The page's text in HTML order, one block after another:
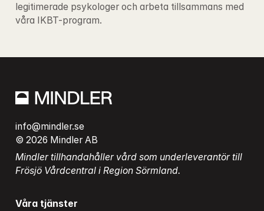
legitimerade psykologer och arbeta tillsammans med
våra IKBT-program.
info@mindler.se
© 2026 Mindler AB
Mindler tillhandahåller vård som underleverantör till
Frösjö Vårdcentral i Region Sörmland.
Våra tjänster